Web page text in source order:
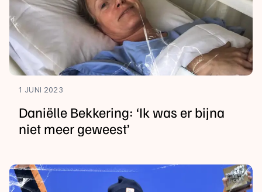
1 JUNI 2023
Daniëlle Bekkering: ‘Ik was er bijna
niet meer geweest’